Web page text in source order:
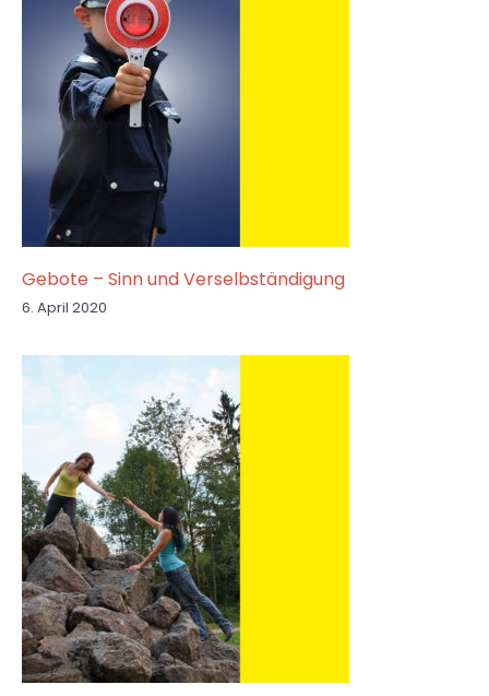
Gebote – Sinn und Verselbständigung
6. April 2020